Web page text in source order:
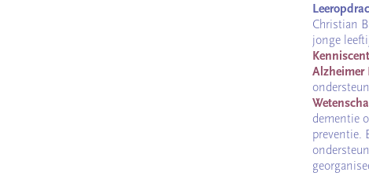
Christian
jonge
Alzheimer
dementie
preventie.